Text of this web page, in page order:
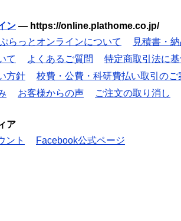
ン — https://online.plathome.co.jp/
らっとオンラインについて
見積書・
て
よくあるご質問
特定商取引法に
方針
校費・公費・科研費払い取引のご
お客様からの声 ご注文の取り消し
ア
ント
Facebook公式ページ